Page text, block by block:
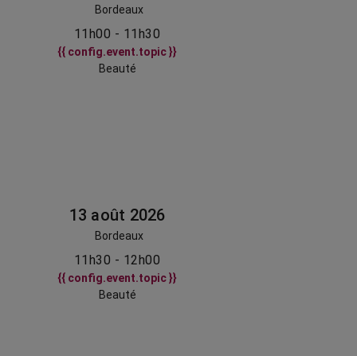
Bordeaux
11h00 - 11h30
{{ config.event.topic }}
Beauté
13 août 2026
Bordeaux
11h30 - 12h00
{{ config.event.topic }}
Beauté